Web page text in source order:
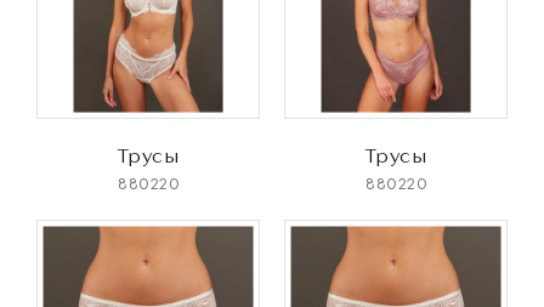
Трусы
880220
Трусы
880220